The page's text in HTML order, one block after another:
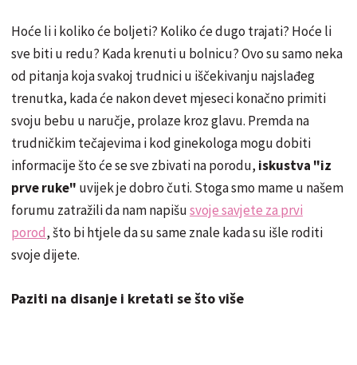
Hoće li i koliko će boljeti? Koliko će dugo trajati? Hoće li
sve biti u redu? Kada krenuti u bolnicu? Ovo su samo neka
od pitanja koja svakoj trudnici u iščekivanju najslađeg
trenutka, kada će nakon devet mjeseci konačno primiti
svoju bebu u naručje, prolaze kroz glavu. Premda na
trudničkim tečajevima i kod ginekologa mogu dobiti
informacije što će se sve zbivati na porodu, iskustva "iz
prve ruke" uvijek je dobro čuti. Stoga smo mame u našem
forumu zatražili da nam napišusvoje savjete za prvi
porod, što bi htjele da su same znale kada su išle roditi
svoje dijete.
Paziti na disanje i kretati se što više